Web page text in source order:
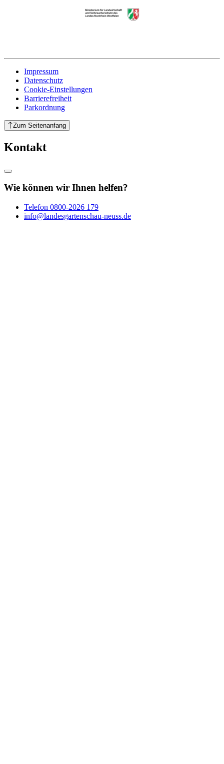
Impressum
Datenschutz
Cookie-Einstellungen
Barrierefreiheit
Parkordnung
Zum Seitenanfang
Kontakt
Wie können wir Ihnen helfen?
Telefon 0800-2026 179
info@landesgartenschau-neuss.de